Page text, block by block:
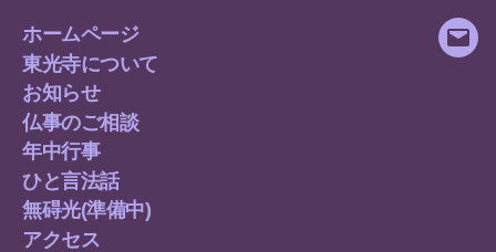
ホームページ
東光寺について
お知らせ
仏事のご相談
年中行事
ひと言法話
無碍光(準備中)
アクセス
メ